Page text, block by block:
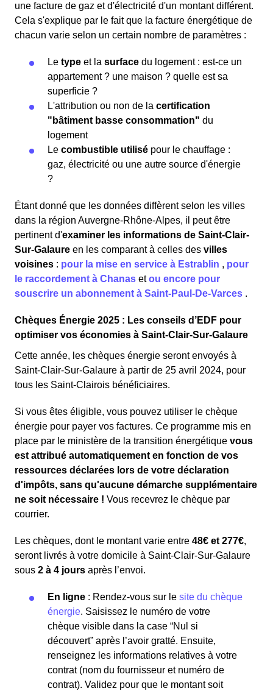
une facture de gaz et d'électricité d'un montant différent.
Cela s'explique par le fait que la facture énergétique de
chacun varie selon un certain nombre de paramètres :
Le type et la surface du logement : est-ce un
appartement ? une maison ? quelle est sa
superficie ?
L'attribution ou non de la certification
"bâtiment basse consommation" du
logement
Le combustible utilisé pour le chauffage :
gaz, électricité ou une autre source d'énergie
?
Étant donné que les données diffèrent selon les villes
dans la région Auvergne-Rhône-Alpes, il peut être
pertinent d'examiner les informations de Saint-Clair-
Sur-Galaure en les comparant à celles des villes
voisines : pour la mise en service à Estrablin , pour
le raccordement à Chanas etou encore pour
souscrire un abonnement à Saint-Paul-De-Varces .
Chèques Énergie 2025 : Les conseils d’EDF pour
optimiser vos économies à Saint-Clair-Sur-Galaure
Cette année, les chèques énergie seront envoyés à
Saint-Clair-Sur-Galaure à partir de 25 avril 2024, pour
tous les Saint-Clairois bénéficiaires.
Si vous êtes éligible, vous pouvez utiliser le chèque
énergie pour payer vos factures. Ce programme mis en
place par le ministère de la transition énergétique vous
est attribué automatiquement en fonction de vos
ressources déclarées lors de votre déclaration
d'impôts, sans qu'aucune démarche supplémentaire
ne soit nécessaire ! Vous recevrez le chèque par
courrier.
Les chèques, dont le montant varie entre 48€ et 277€,
seront livrés à votre domicile à Saint-Clair-Sur-Galaure
sous 2 à 4 jours après l’envoi.
En ligne : Rendez-vous sur le site du chèque
énergie. Saisissez le numéro de votre
chèque visible dans la case “Nul si
découvert” après l’avoir gratté. Ensuite,
renseignez les informations relatives à votre
contrat (nom du fournisseur et numéro de
contrat). Validez pour que le montant soit